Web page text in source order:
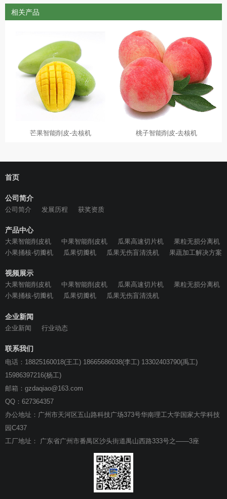
相关产品
芒果智能削皮-去核机 桃子智能削皮-去核机
首页
公司简介
公司简介 发展历程 获奖资质
产品中心
大果智能削皮机 中果智能削皮机 瓜果高速切片机
果粒无损分离机
小果捅核-切瓣机
瓜果切瓣机 瓜果无伤盲清洗机 果蔬加工解决方案
视频展示
大果智能削皮机 中果智能削皮机 瓜果高速切片机
果粒无损分离机
小果捅核-切瓣机
瓜果切瓣机 瓜果无伤盲清洗机
企业新闻
企业新闻 行业动态
联系我们
电话：18825160018(王工) 18665686038(李工) 13302403790(禹工)
15986397216(杨工)
邮箱：gzdaqiao@163.com
QQ：627364357
办公地址：广州市天河区五山路科技广场373号华南理工大学国家大学科技
园C437
工厂地址： 广东省广州市番禺区沙头街道禺山西路333号之——3座